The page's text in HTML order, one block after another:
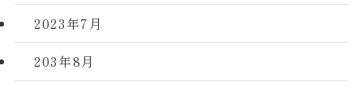
2023年7月
203年8月